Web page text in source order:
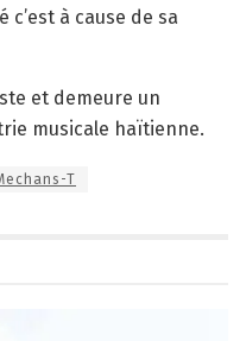
c’est à cause de sa
et demeure un
musicale haïtienne.
T